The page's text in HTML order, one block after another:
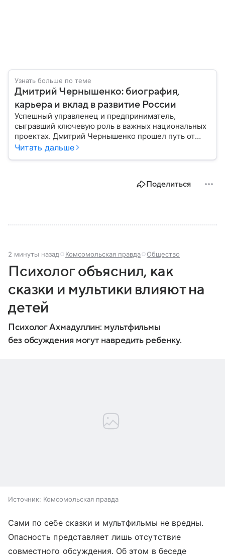
Узнать больше по теме
Дмитрий Чернышенко: биография,
карьера и вклад в развитие России
Успешный управленец и предприниматель,
сыгравший ключевую роль в важных национальных
проектах. Дмитрий Чернышенко прошел путь от
программиста в медиа до поста вице-премьера
Читать дальше
Поделиться
2 минуты назад Комсомольская правда Общество
Психолог объяснил, как
сказки и мультики влияют на
детей
Психолог Ахмадуллин: мультфильмы
без обсуждения могут навредить ребенку.
Источник: Комсомольская правда
Сами по себе сказки и мультфильмы не вредны.
Опасность представляет лишь отсутствие
совместного обсуждения. Об этом в беседе